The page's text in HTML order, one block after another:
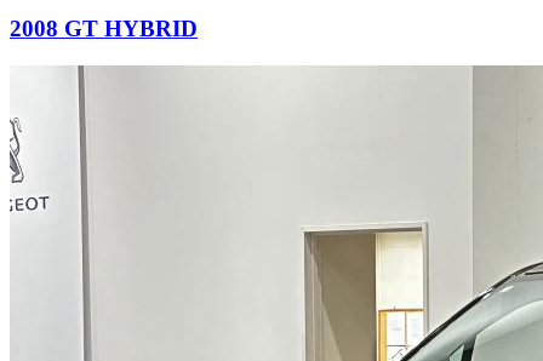
2008 GT HYBRID